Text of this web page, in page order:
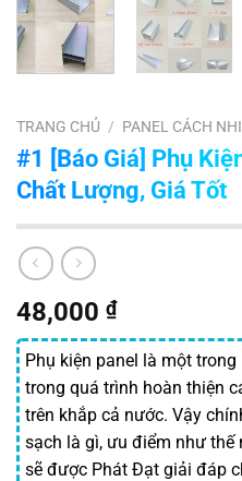
TRANG CHỦ / PANEL CÁCH
#1 [Báo Giá] Phụ
Chất Lượng, Giá Tốt
48,000 ₫
Phụ kiện panel là một
trong quá trình hoàn thiện
trên khắp cả nước. Vậy
sạch là gì, ưu điểm như thế
sẽ được Phát Đạt giải đáp